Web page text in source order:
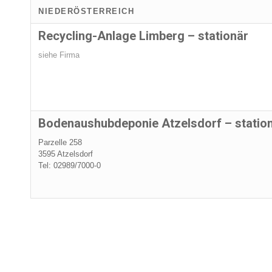
NIEDERÖSTERREICH
Recycling-Anlage Limberg – stationär
siehe Firma
Bodenaushubdeponie Atzelsdorf –
Parzelle 258
3595 Atzelsdorf
Tel: 02989/7000-0